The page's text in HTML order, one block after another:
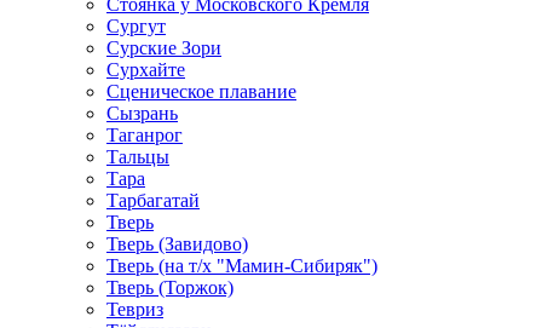
Стоянка у Московского Кремля
Сургут
Сурские Зори
Сурхайте
Сценическое плавание
Сызрань
Таганрог
Тальцы
Тара
Тарбагатай
Тверь
Тверь (Завидово)
Тверь (на т/х "Мамин-Сибиряк")
Тверь (Торжок)
Тевриз